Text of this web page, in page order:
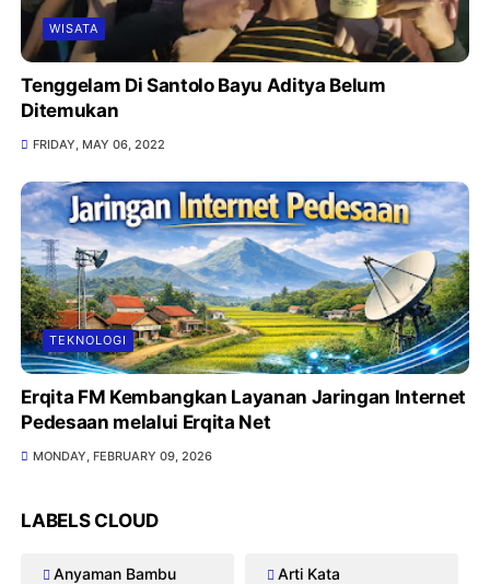
WISATA
Tenggelam Di Santolo Bayu Aditya Belum
Ditemukan
FRIDAY, MAY 06, 2022
TEKNOLOGI
Erqita FM Kembangkan Layanan Jaringan Internet
Pedesaan melalui Erqita Net
MONDAY, FEBRUARY 09, 2026
LABELS CLOUD
Anyaman Bambu Arti Kata